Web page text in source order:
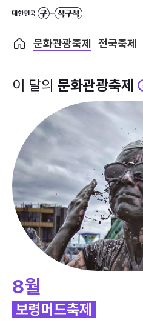
문화관광축제 전국축제
이 달의 문화관광축제
8월
보령머드축제